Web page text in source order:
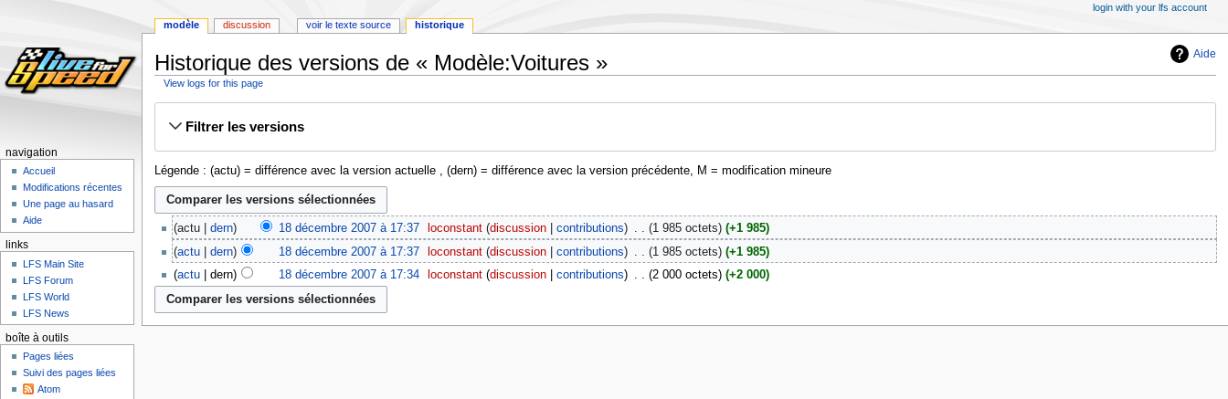
Aide
Historique des versions de « Modèle:Voitures »
View logs for this page
Filtrer les versions
Légende : (actu) = différence avec la version actuelle , (dern) = différence avec la version précédente, M = modification mineure
actu dern 18 décembre 2007 à 17:37‎ loconstant discussion contributions 1 985 octets
+1 985
actu
dern 18 décembre 2007 à 17:37‎ loconstant discussion contributions 1 985 octets
+1 985
actu
dern 18 décembre 2007 à 17:34‎ loconstant discussion contributions 2 000 octets +2 000
modèle discussion voir le texte source historique
login with your lfs account
navigation
Accueil
Modifications récentes
Une page au hasard
Aide
links
LFS Main Site
LFS Forum
LFS World
LFS News
boîte à outils
Pages liées
Suivi des pages liées
Atom